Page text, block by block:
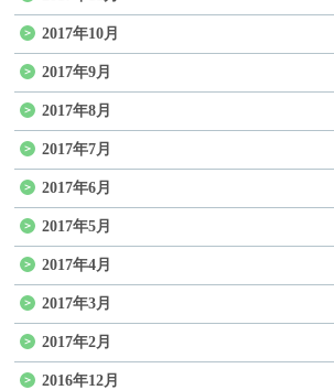
2017年10月
2017年9月
2017年8月
2017年7月
2017年6月
2017年5月
2017年4月
2017年3月
2017年2月
2016年12月